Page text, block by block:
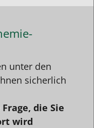
unter den
sicherlich
die Sie
wird